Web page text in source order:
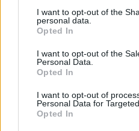
not limited to your visit or
grant or deny consent to
use your data for below
consent section.
I want to opt-out of the
personal data.
Opted In
I want to opt-out of the
Personal Data.
Opted In
I want to opt-out of
Personal Data for
Opted In
AC MilanvsManchester United
Támogatás